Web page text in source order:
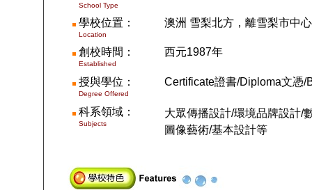
School Type
學校位置：
Location
澳洲 雪梨北方，離雪梨市中
創校時間：
Established
西元1987年
授與學位：
Degree Offered
Certificate證書/Diploma文憑/
科系領域 ：
Subjects
大眾傳播設計/環境品牌設計/
圖像藝術/基本設計等